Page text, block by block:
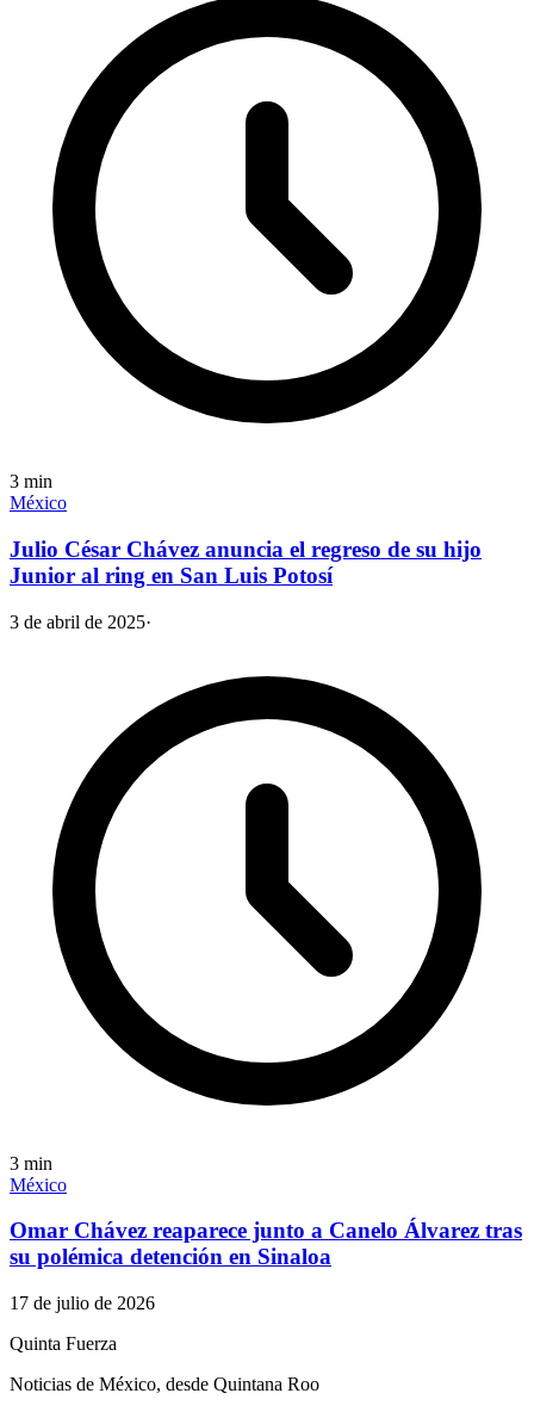
3 min
México
Julio César Chávez anuncia el regreso de su hijo
Junior al ring en San Luis Potosí
3 de abril de 2025·
3 min
México
Omar Chávez reaparece junto a Canelo Álvarez tras
su polémica detención en Sinaloa
17 de julio de 2026
Quinta Fuerza
Noticias de México, desde Quintana Roo